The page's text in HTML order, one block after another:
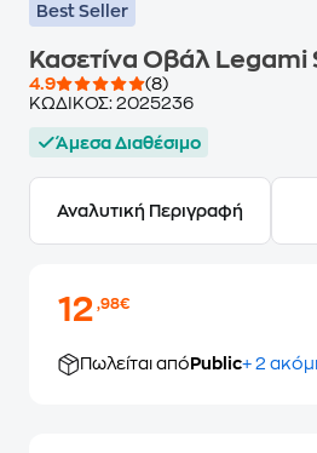
Best Seller
Κασετίνα Οβάλ Legami
4.9
(8)
ΚΩΔΙΚΟΣ: 2025236
Άμεσα Διαθέσιμο
Αναλυτική Περιγραφή
12,98€
Πωλείται από Public+ 2